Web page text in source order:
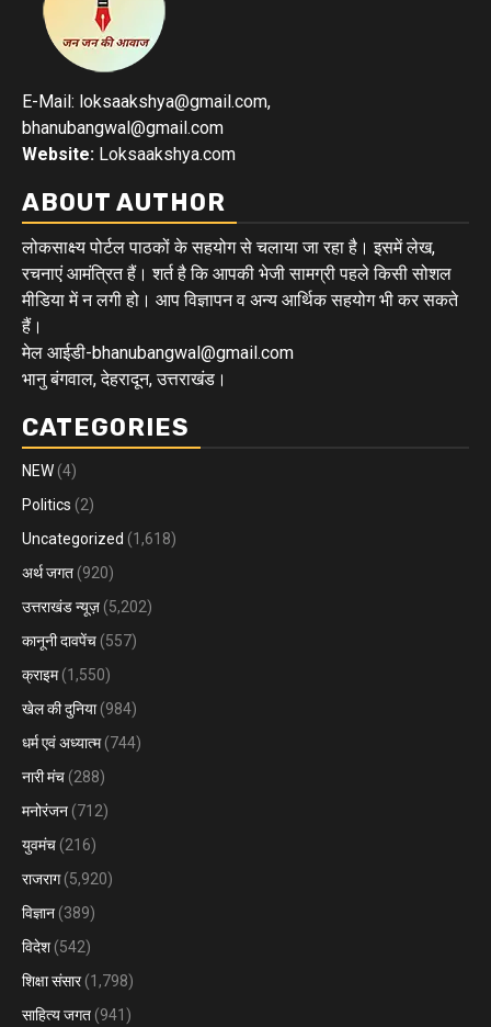
E-Mail: loksaakshya@gmail.com,
bhanubangwal@gmail.com
Website: Loksaakshya.com
ABOUT AUTHOR
लोकसाक्ष्य पोर्टल पाठकों के सहयोग से चलाया जा रहा है। इसमें लेख,
रचनाएं आमंत्रित हैं। शर्त है कि आपकी भेजी सामग्री पहले किसी सोशल
मीडिया में न लगी हो। आप विज्ञापन व अन्य आर्थिक सहयोग भी कर सकते
हैं।
मेल आईडी-bhanubangwal@gmail.com
भानु बंगवाल, देहरादून, उत्तराखंड।
CATEGORIES
NEW (4)
Politics (2)
Uncategorized (1,618)
अर्थ जगत (920)
उत्तराखंड न्यूज़ (5,202)
कानूनी दावपेंच (557)
क्राइम(1,550)
खेल की दुनिया(984)
धर्म एवं अध्यात्म(744)
नारी मंच (288)
मनोरंजन (712)
युवमंच (216)
राजराग(5,920)
विज्ञान (389)
विदेश (542)
शिक्षा संसार(1,798)
साहित्य जगत (941)